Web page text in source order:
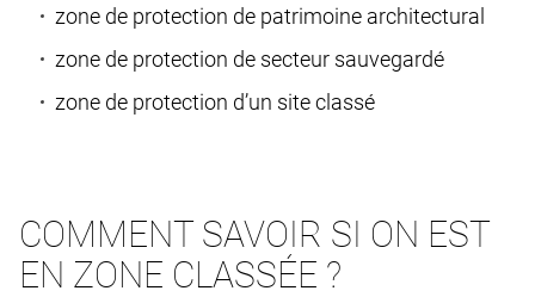
zone de protection de patrimoine architectural
zone de protection de secteur sauvegardé
zone de protection d’un site classé
COMMENT SAVOIR SI ON EST
EN ZONE CLASSÉE ?